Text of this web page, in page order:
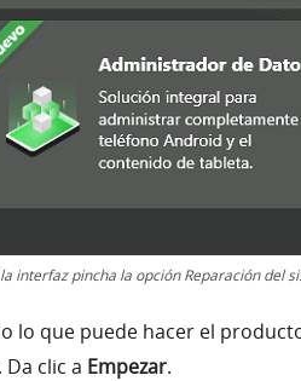
interfaz pincha la opción Reparación del
lo que puede hacer el
clic a Empezar.